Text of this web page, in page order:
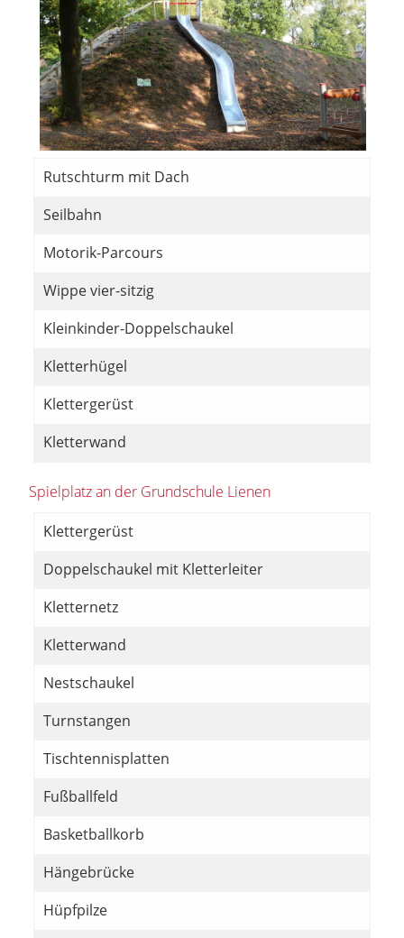
Rutschturm mit Dach
Seilbahn
Motorik-Parcours
Wippe vier-sitzig
Kleinkinder-Doppelschaukel
Kletterhügel
Klettergerüst
Kletterwand
Spielplatz an der Grundschule Lienen
Klettergerüst
Doppelschaukel mit Kletterleiter
Kletternetz
Kletterwand
Nestschaukel
Turnstangen
Tischtennisplatten
Fußballfeld
Basketballkorb
Hängebrücke
Hüpfpilze